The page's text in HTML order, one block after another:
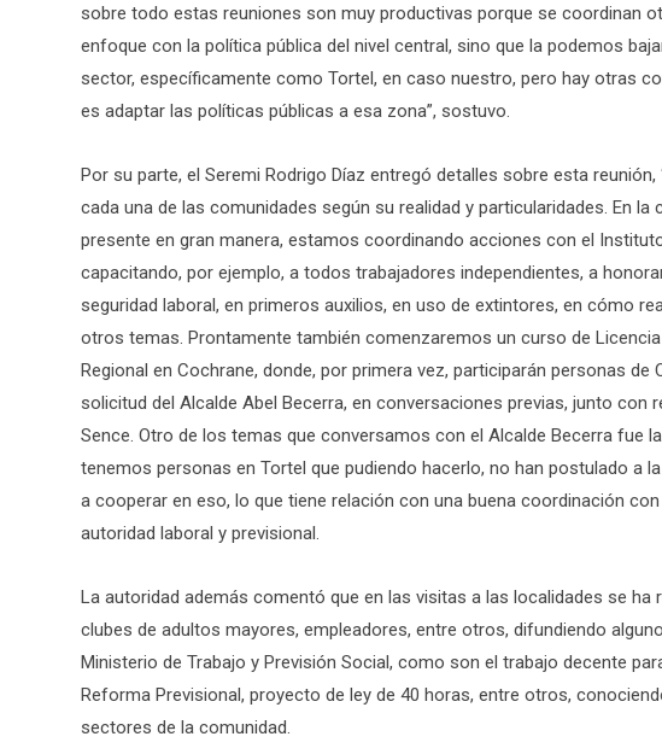
sobre todo estas reuniones son muy productivas porque se coordinan
enfoque con la política pública del nivel central, sino que la podemos
sector, específicamente como Tortel, en caso nuestro, pero hay otras
es adaptar las políticas públicas a esa zona”, sostuvo.
Por su parte, el Seremi Rodrigo Díaz entregó detalles sobre esta
cada una de las comunidades según su realidad y particularidades. En
presente en gran manera, estamos coordinando acciones con el
capacitando, por ejemplo, a todos trabajadores independientes, a
seguridad laboral, en primeros auxilios, en uso de extintores, en cómo
otros temas. Prontamente también comenzaremos un curso de
Regional en Cochrane, donde, por primera vez, participarán personas
solicitud del Alcalde Abel Becerra, en conversaciones previas, junto
Sence. Otro de los temas que conversamos con el Alcalde Becerra fue
tenemos personas en Tortel que pudiendo hacerlo, no han postulado a
a cooperar en eso, lo que tiene relación con una buena coordinación
autoridad laboral y previsional.
La autoridad además comentó que en las visitas a las localidades se ha
clubes de adultos mayores, empleadores, entre otros, difundiendo
Ministerio de Trabajo y Previsión Social, como son el trabajo decente
Reforma Previsional, proyecto de ley de 40 horas, entre otros,
sectores de la comunidad.